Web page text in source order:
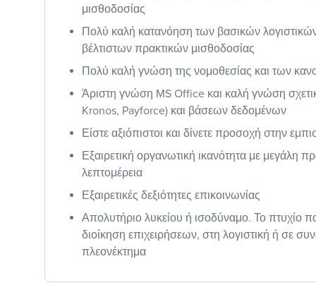
μισθοδοσίας
Πολύ καλή κατανόηση των βασικών
βέλτιστων πρακτικών μισθοδοσίας
Πολύ καλή γνώση της νομοθεσίας και των
Άριστη γνώση MS Office και καλή γνώση
Kronos, Payforce) και βάσεων δεδομένων
Είστε αξιόπιστοι και δίνετε προσοχή στην
Εξαιρετική οργανωτική ικανότητα με μεγάλη
λεπτομέρεια
Εξαιρετικές δεξιότητες επικοινωνίας
Απολυτήριο λυκείου ή ισοδύναμο. Το πτυχίο
διοίκηση επιχειρήσεων, στη λογιστική ή σε
πλεονέκτημα